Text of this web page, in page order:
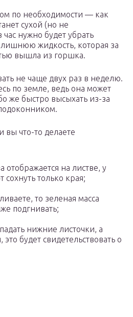
по необходимости — как
сухой (но не
нужно будет убрать
лишнюю жидкость, которая за
вышла из горшка.
не чаще двух раз в неделю.
по земле, ведь она может
же быстро высыхать из-за
вы что-то делаете
отображается на листве, у
сохнуть только края;
то зеленая масса
подгнивать;
нижние листочки, а
это будет свидетельствовать о